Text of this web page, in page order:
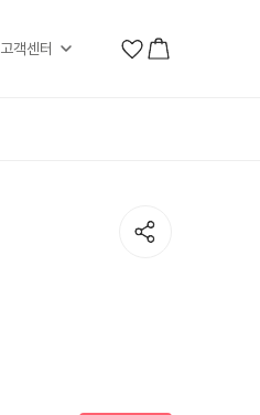
고객센터